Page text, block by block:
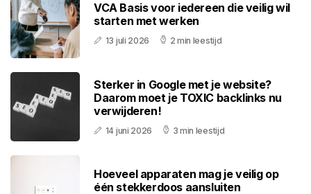
VCA Basis voor iedereen die veilig wil
starten met werken
13 juli 2026 2 min leestijd
Sterker in Google met je website?
Daarom moet je TOXIC backlinks nu
verwijderen!
14 juni 2026 3 min leestijd
Hoeveel apparaten mag je veilig op
één stekkerdoos aansluiten